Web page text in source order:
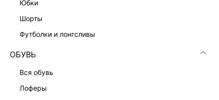
юбки
шорты
футболки и лонгсливы
ОБУВЬ
вся обувь
лоферы
КАТАЛОГ
КЛИЕНТАМ